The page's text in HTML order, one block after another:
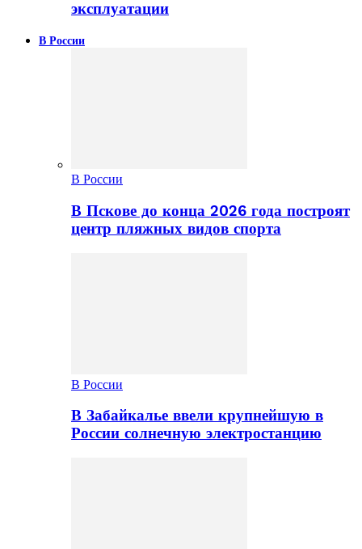
эксплуатации
В России
В России
В Пскове до конца 2026 года построят
центр пляжных видов спорта
В России
В Забайкалье ввели крупнейшую в
России солнечную электростанцию